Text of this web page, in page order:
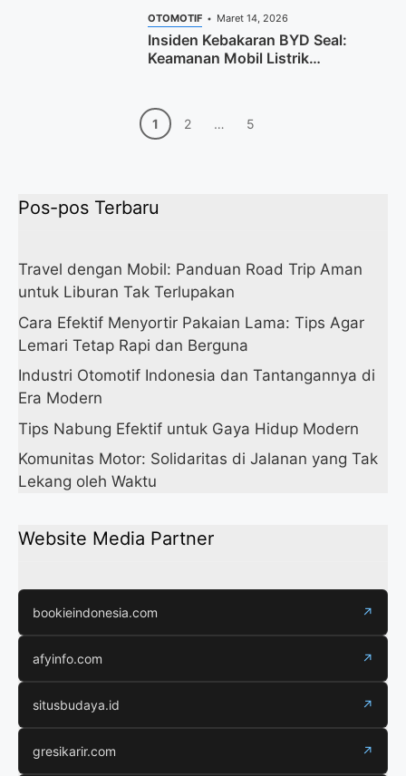
OTOMOTIF Maret 14, 2026
Insiden Kebakaran BYD Seal:
Keamanan Mobil Listrik
Halaman
1 Halaman
2 … Halaman
5
Pos-pos Terbaru
Travel dengan Mobil: Panduan Road Trip Aman
untuk Liburan Tak Terlupakan
Cara Efektif Menyortir Pakaian Lama: Tips Agar
Lemari Tetap Rapi dan Berguna
Industri Otomotif Indonesia dan Tantangannya di
Era Modern
Tips Nabung Efektif untuk Gaya Hidup Modern
Komunitas Motor: Solidaritas di Jalanan yang Tak
Lekang oleh Waktu
Website Media Partner
bookieindonesia.com ↗
afyinfo.com ↗
situsbudaya.id ↗
gresikarir.com ↗